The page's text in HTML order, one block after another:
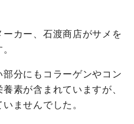
カー、石渡商店がサメを
分にもコラーゲンやコン
素が含まれていますが、
ませんでした。